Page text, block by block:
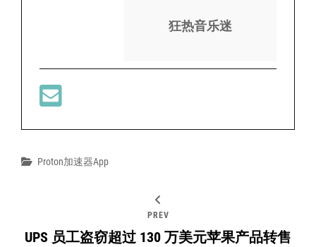
狂热音乐迷
Categories
Proton加速器app
PREV
UPS 员工盗窃超过 130 万美元苹果产品转售